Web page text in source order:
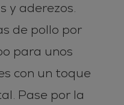
y aderezos.
de pollo por
para unos
con un toque
Pase por la